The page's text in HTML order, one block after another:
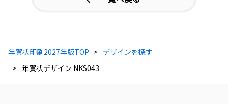
年賀状印刷2027年版TOP
デザインを探す
年賀状デザイン NKS043